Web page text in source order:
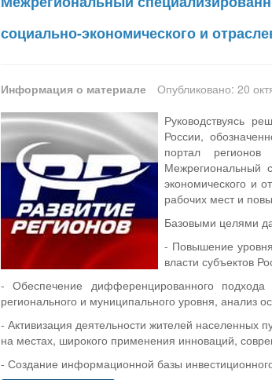
социально-экономического и
Информация о материале
Опубликовано: 20
Руководствуясь
России,
портал
Межрегиональный
экономического и
рабочих мест и
Базовыми целями
- Повышение
власти субъектов
- Обеспечение дифференцированного
регионального и муниципального уровня, анализ
- Активизация деятельности жителей населенных
на местах, широкого применения инноваций,
- Создание информационной базы